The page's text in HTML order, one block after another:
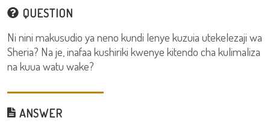
QUESTION
Ni nini makusudio ya neno kundi lenye kuzuia utekelezaji wa
Sheria? Na je, inafaa kushiriki kwenye kitendo cha kulimaliza
na kuua watu wake?
ANSWER